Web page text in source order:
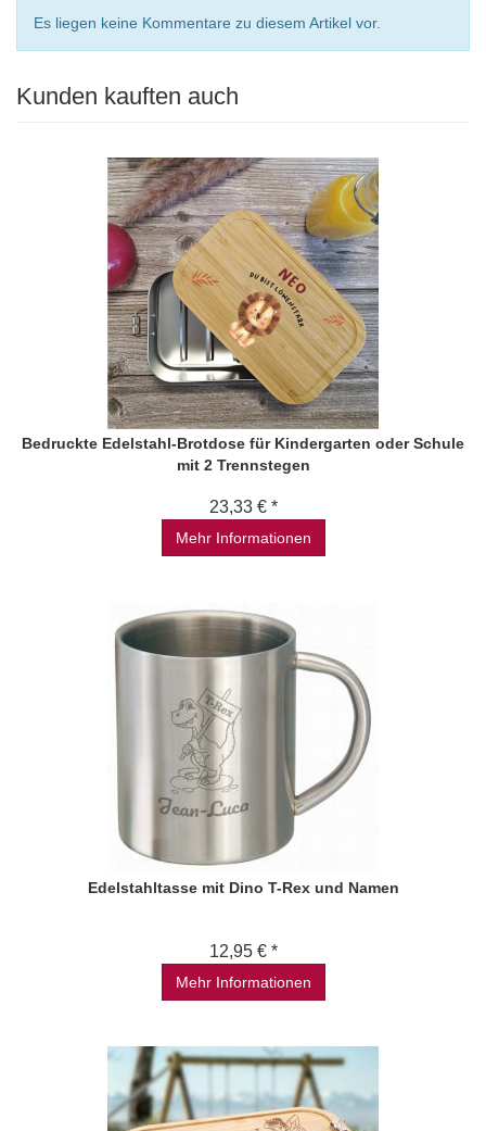
Es liegen keine Kommentare zu diesem Artikel vor.
Kunden kauften auch
Bedruckte Edelstahl-Brotdose für Kindergarten oder Schule
mit 2 Trennstegen
23,33 € *
Mehr Informationen
Edelstahltasse mit Dino T-Rex und Namen
12,95 € *
Mehr Informationen